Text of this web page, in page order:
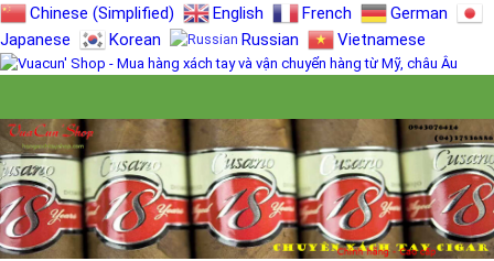
Chinese (Simplified) English French
German
Japanese
Korean Russian Vietnamese